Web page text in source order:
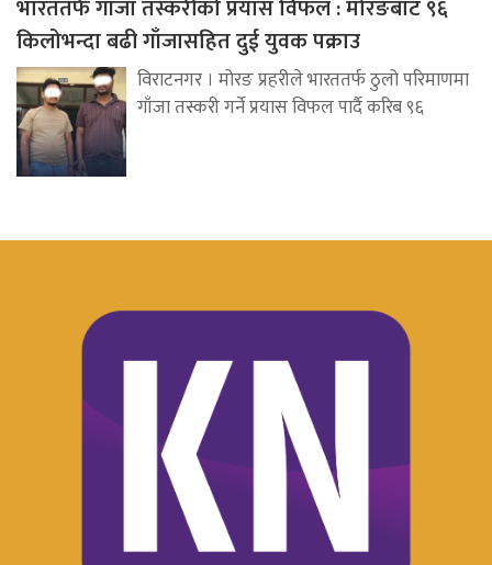
भारततर्फ गाँजा तस्करीको प्रयास विफल : मोरङबाट ९६
किलोभन्दा बढी गाँजासहित दुई युवक पक्राउ
विराटनगर । मोरङ प्रहरीले भारततर्फ ठुलो परिमाणमा
गाँजा तस्करी गर्ने प्रयास विफल पार्दै करिब ९६